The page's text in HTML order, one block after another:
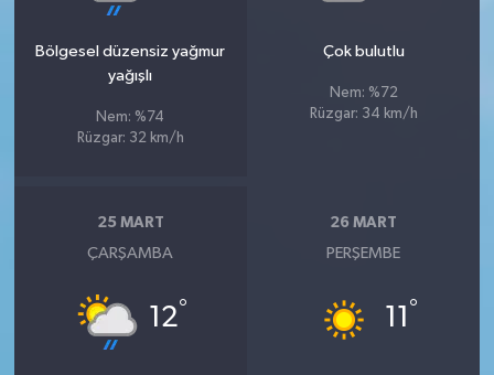
Bölgesel düzensiz yağmur
yağışlı
Nem: %74
Rüzgar: 32 km/h
Çok bulutlu
Nem: %72
Rüzgar: 34 km/h
25 MART
ÇARŞAMBA
12°
26 MART
PERŞEMBE
11 °